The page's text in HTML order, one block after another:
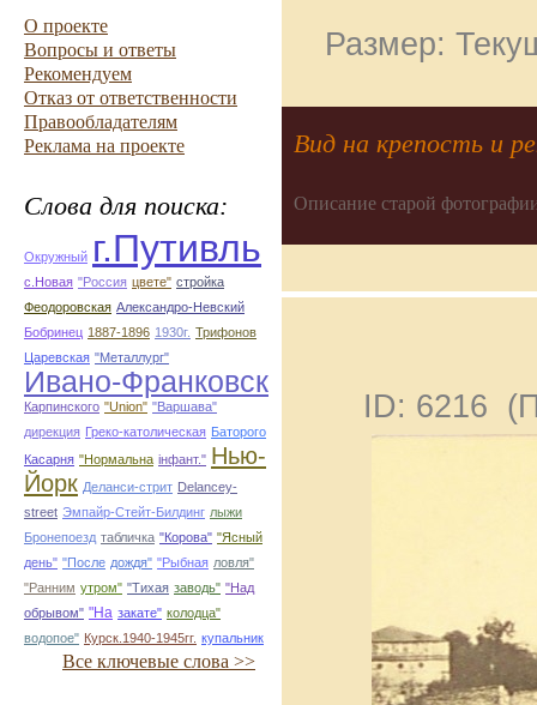
О проекте
Вопросы и ответы
Рекомендуем
Отказ от ответственности
Правообладателям
Реклама на проекте
Слова для поиска:
Окружный г.Путивль
с.Новая "Россия цвете" стройка
Феодоровская Александро-Невский
Бобринец 1887-1896 1930г. Трифонов
Царевская "Металлург"
Ивано-Франковск
Карпинского "Union" "Варшава"
дирекция Греко-католическая Баторого
Касарня "Нормальна інфант." Нью-
Йорк Деланси-стрит Delancey-
street Эмпайр-Стейт-Билдинг лыжи
Бронепоезд табличка "Корова" "Ясный
день" "После дождя" "Рыбная ловля"
"Ранним утром" "Тихая заводь" "Над
обрывом" "На закате" колодца"
водопое" Курск.1940-1945гг. купальник
Все ключевые слова >>
Размер:
Вид на крепость и
Описание старой
ID: 6216